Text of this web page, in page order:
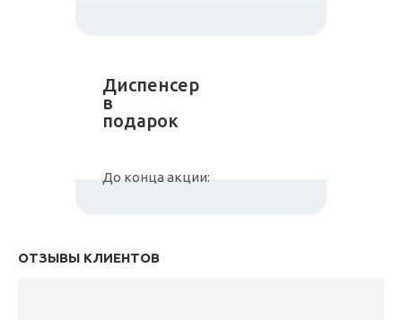
Диспенсер
в
подарок
До конца акции:
ОТЗЫВЫ КЛИЕНТОВ